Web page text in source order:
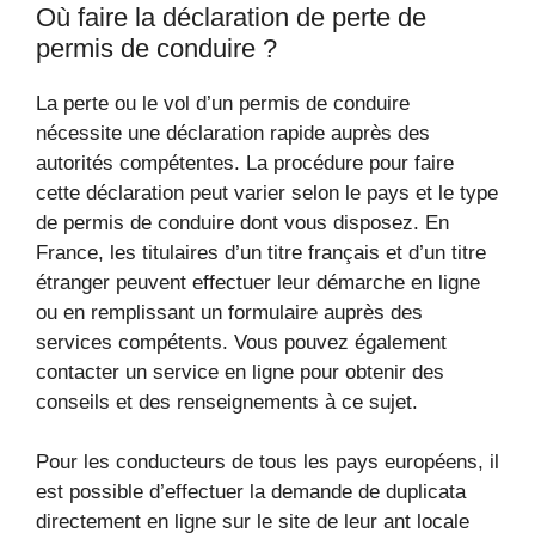
Où faire la déclaration de perte de
permis de conduire ?
La perte ou le vol d’un permis de conduire
nécessite une déclaration rapide auprès des
autorités compétentes. La procédure pour faire
cette déclaration peut varier selon le pays et le type
de permis de conduire dont vous disposez. En
France, les titulaires d’un titre français et d’un titre
étranger peuvent effectuer leur démarche en ligne
ou en remplissant un formulaire auprès des
services compétents. Vous pouvez également
contacter un service en ligne pour obtenir des
conseils et des renseignements à ce sujet.
Pour les conducteurs de tous les pays européens, il
est possible d’effectuer la demande de duplicata
directement en ligne sur le site de leur ant locale